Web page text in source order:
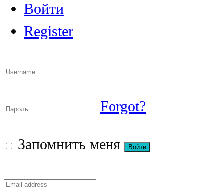
Войти
Register
Forgot?
Запомнить меня